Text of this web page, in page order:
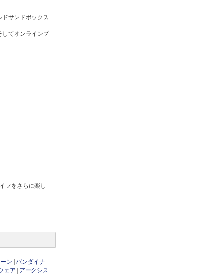
サンドボックス
してオンラインプ
フをさらに楽し
ン |バンダイナ
ェア
アークシス